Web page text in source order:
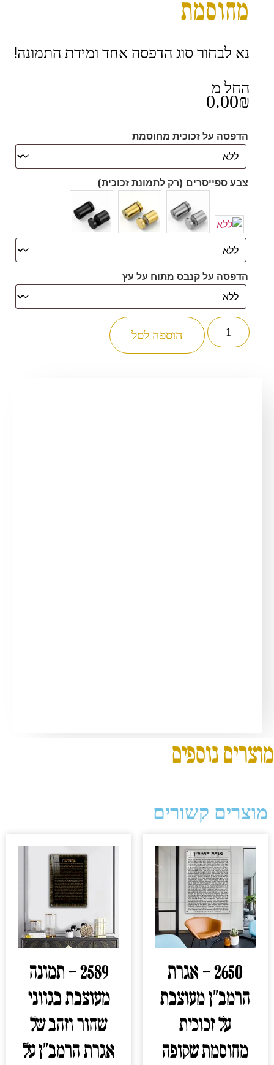
מחוסמת
נא לבחור סוג הדפסה אחד ומידת התמונה!
החל מ
0.00₪
הדפסה על זכוכית מחוסמת
צבע ספייסרים (רק לתמונת זכוכית)
הדפסה על קנבס מתוח על עץ
כמות
של
2780
הוספה לסל
מוצרים נוספים
מוצרים קשורים
2650 – אגרת
הרמב"ן מעוצבת
על זכוכית
מחוסמת שקופה
2589 – תמונה
מעוצבת בגווני
שחור וזהב של
אגרת הרמב"ן על